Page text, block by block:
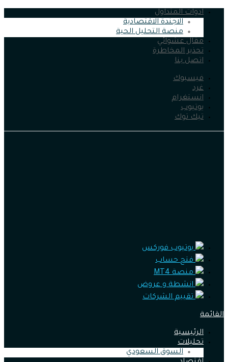
ادوات المتداول
الاجندة الاقتصادية
منصة التحليل الحية
مقال عشوائي
تحذير المخاطرة
اتصل بنا
فيسبوك
غرد
انستغرام
يوتيوب
تيك توك
يوتيوب فوركس
فتح حساب
منصة MT4
انشطة و عروض
تقييم الشركات
القائمة
الرئيسية
تحليلات
السوق السعودي